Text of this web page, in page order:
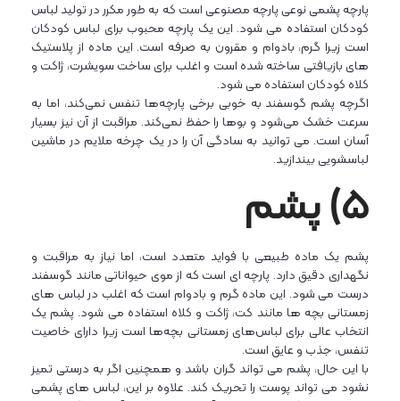
پارچه پشمی نوعی پارچه مصنوعی است که به طور مکرر در تولید لباس
کودکان استفاده می شود. این یک پارچه محبوب برای لباس کودکان
است زیرا گرم، بادوام و مقرون به صرفه است. این ماده از پلاستیک
های بازیافتی ساخته شده است و اغلب برای ساخت سویشرت، ژاکت و
کلاه کودکان استفاده می شود.
اگرچه پشم گوسفند به خوبی برخی پارچه‌ها تنفس نمی‌کند، اما به
سرعت خشک می‌شود و بوها را حفظ نمی‌کند. مراقبت از آن نیز بسیار
آسان است. می توانید به سادگی آن را در یک چرخه ملایم در ماشین
لباسشویی بیندازید.
۵) پشم
پشم یک ماده طبیعی با فواید متعدد است، اما نیاز به مراقبت و
نگهداری دقیق دارد. پارچه ای است که از موی حیواناتی مانند گوسفند
درست می شود. این ماده گرم و بادوام است که اغلب در لباس های
زمستانی بچه ها مانند کت، ژاکت و کلاه استفاده می شود. پشم یک
انتخاب عالی برای لباس‌های زمستانی بچه‌ها است زیرا دارای خاصیت
تنفس، جذب و عایق است.
با این حال، پشم می تواند گران باشد و همچنین اگر به درستی تمیز
نشود می تواند پوست را تحریک کند. علاوه بر این، لباس های پشمی